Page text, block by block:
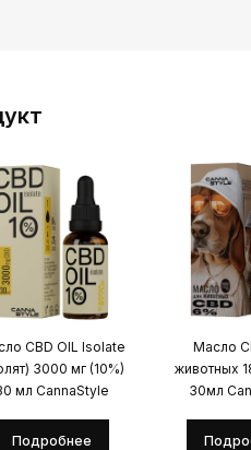
CBD OIL Isolate
3000 мг (10%)
мл CannaStyle
Подробнее
Масло
животных
30мл